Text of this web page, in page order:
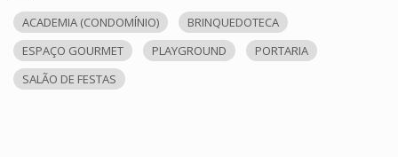
ACADEMIA (CONDOMÍNIO)
BRINQUEDOTECA
ESPAÇO GOURMET
PLAYGROUND
PORTARIA
SALÃO DE FESTAS